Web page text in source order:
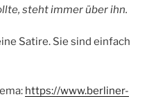
steht immer über ihn.
Satire. Sie sind einfach
https://www.berliner-